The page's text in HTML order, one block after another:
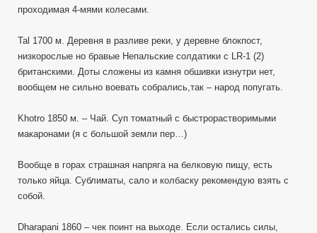
проходимая 4-мями колесами.
Tal 1700 м. Деревня в разливе реки, у деревне блокпост,
низкорослые но бравые Непальские солдатики с LR-1 (2)
британскими. Доты сложены из камня обшивки изнутри нет,
вообщем не сильно воевать собрались,так – народ попугать.
Khotro 1850 м. – Чай. Суп томатный с быстрорастворимыми
макаронами (я с большой земли пер…)
Вообще в горах страшная напряга на белковую пищу, есть
только яйца. Сублиматы, сало и колбаску рекомендую взять с
собой.
Dharapani 1860 – чек поинт на выходе. Если остались силы,